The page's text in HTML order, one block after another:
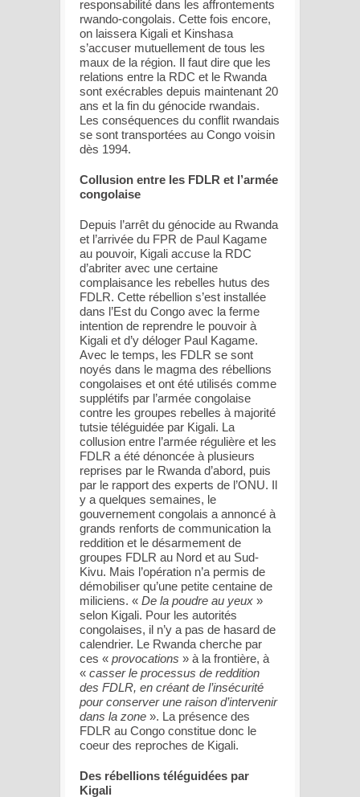
responsabilité dans les affrontements
rwando-congolais. Cette fois encore,
on laissera Kigali et Kinshasa
s’accuser mutuellement de tous les
maux de la région. Il faut dire que les
relations entre la RDC et le Rwanda
sont exécrables depuis maintenant 20
ans et la fin du génocide rwandais.
Les conséquences du conflit rwandais
se sont transportées au Congo voisin
dès 1994.
Collusion entre les FDLR et l’armée
congolaise
Depuis l’arrêt du génocide au Rwanda
et l’arrivée du FPR de Paul Kagame
au pouvoir, Kigali accuse la RDC
d’abriter avec une certaine
complaisance les rebelles hutus des
FDLR. Cette rébellion s’est installée
dans l’Est du Congo avec la ferme
intention de reprendre le pouvoir à
Kigali et d’y déloger Paul Kagame.
Avec le temps, les FDLR se sont
noyés dans le magma des rébellions
congolaises et ont été utilisés comme
supplétifs par l’armée congolaise
contre les groupes rebelles à majorité
tutsie téléguidée par Kigali. La
collusion entre l’armée régulière et les
FDLR a été dénoncée à plusieurs
reprises par le Rwanda d’abord, puis
par le rapport des experts de l’ONU. Il
y a quelques semaines, le
gouvernement congolais a annoncé à
grands renforts de communication la
reddition et le désarmement de
groupes FDLR au Nord et au Sud-
Kivu. Mais l’opération n’a permis de
démobiliser qu’une petite centaine de
miliciens. « De la poudre au yeux »
selon Kigali. Pour les autorités
congolaises, il n’y a pas de hasard de
calendrier. Le Rwanda cherche par
ces « provocations » à la frontière, à
« casser le processus de reddition
des FDLR, en créant de l’insécurité
pour conserver une raison d’intervenir
dans la zone ». La présence des
FDLR au Congo constitue donc le
coeur des reproches de Kigali.
Des rébellions téléguidées par
Kigali